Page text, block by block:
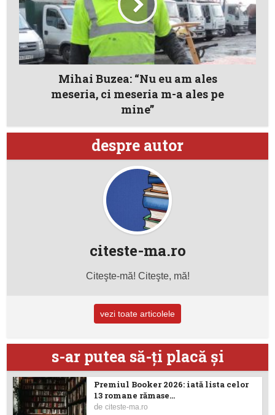
Mihai Buzea: “Nu eu am ales
meseria, ci meseria m-a ales pe
mine”
despre autor
citeste-ma.ro
Citeşte-mă! Citeşte, mă!
vezi toate articolele
s-ar putea să-ţi placă şi
Premiul Booker 2026: iată lista celor
13 romane rămase...
deciteste-ma.ro